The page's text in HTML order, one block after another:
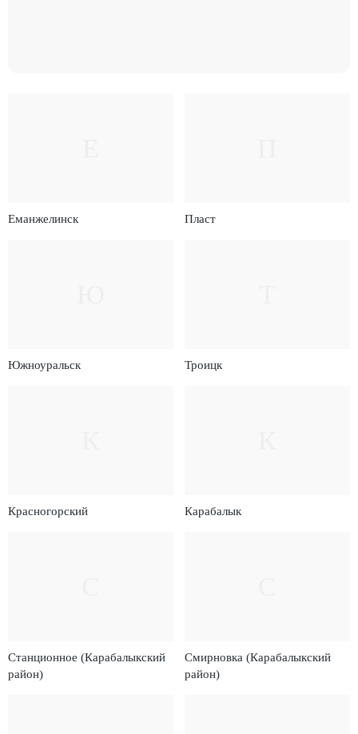
Еманжелинск Пласт
Южноуральск Троицк
Красногорский Карабалык
Станционное (Карабалыкский
район)
Смирновка (Карабалыкский
район)